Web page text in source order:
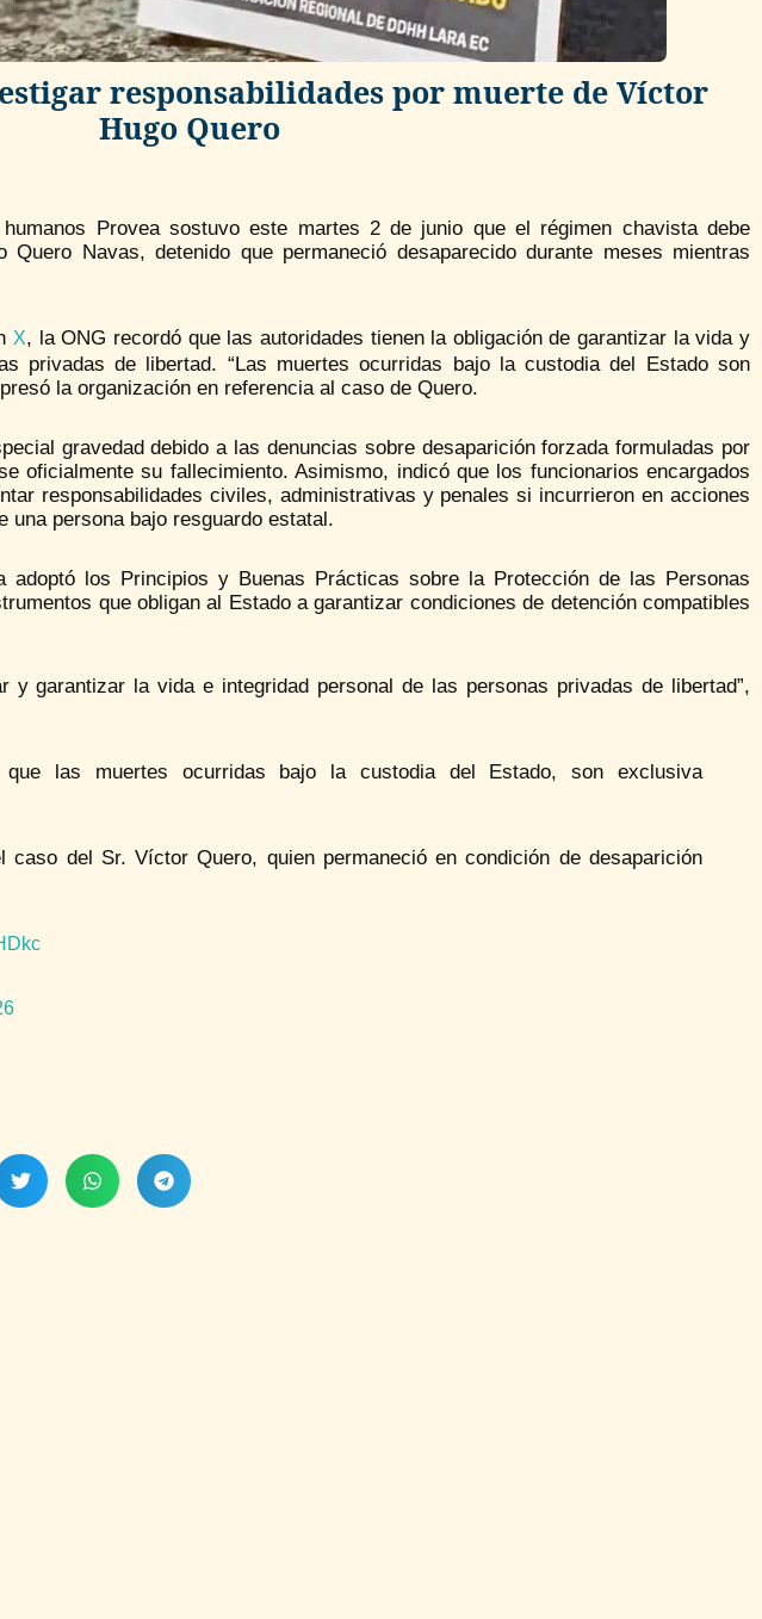
responsabilidades por muerte de Víctor
Hugo Quero
Provea sostuvo este martes 2 de junio que el régimen chavista debe
Navas, detenido que permaneció desaparecido durante meses mientras
X, la ONG recordó que las autoridades tienen la obligación de garantizar la vida y
privadas de libertad. “Las muertes ocurridas bajo la custodia del Estado son
la organización en referencia al caso de Quero.
gravedad debido a las denuncias sobre desaparición forzada formuladas por
oficialmente su fallecimiento. Asimismo, indicó que los funcionarios encargados
responsabilidades civiles, administrativas y penales si incurrieron en acciones
una persona bajo resguardo estatal.
adoptó los Principios y Buenas Prácticas sobre la Protección de las Personas
que obligan al Estado a garantizar condiciones de detención compatibles
y garantizar la vida e integridad personal de las personas privadas de libertad”,
que las muertes ocurridas bajo la custodia del Estado, son exclusiva
caso del Sr. Víctor Quero, quien permaneció en condición de desaparición